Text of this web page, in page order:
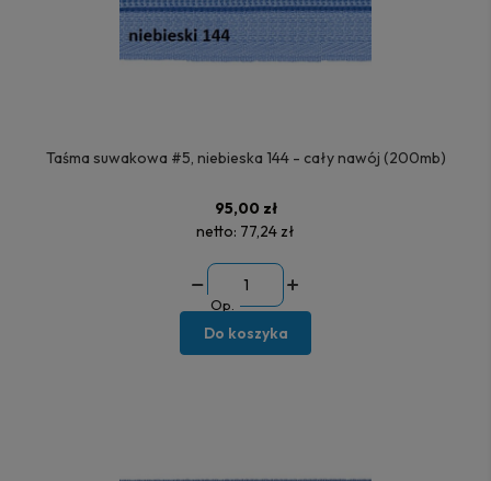
Taśma suwakowa #5, niebieska 144 - cały nawój (200mb)
95,00 zł
netto: 77,24 zł
Op.
Do koszyka